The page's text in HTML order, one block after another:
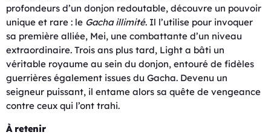
profondeurs d’un donjon redoutable, découvre un pouvoir
unique et rare : le Gacha illimité. Il l’utilise pour invoquer
sa première alliée, Mei, une combattante d’un niveau
extraordinaire. Trois ans plus tard, Light a bâti un
véritable royaume au sein du donjon, entouré de fidèles
guerrières également issues du Gacha. Devenu un
seigneur puissant, il entame alors sa quête de vengeance
contre ceux qui l’ont trahi.
À retenir